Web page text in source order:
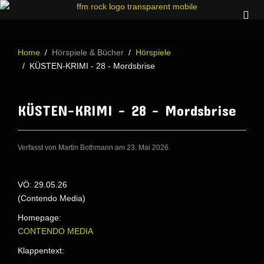
Home Hörspiele & Bücher
Hörspiele
KÜSTEN-KRIMI - 28 - Mordsbrise
KÜSTEN-KRIMI - 28 - Mordsbrise
Verfasst von Martin Bothmann am 23. Mai 2026.
VÖ: 29.05.26
(Contendo Media)
Homepage:
CONTENDO MEDIA
Klappentext: